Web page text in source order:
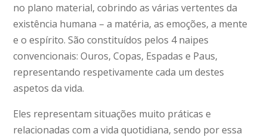
no plano material, cobrindo as várias vertentes da
existência humana – a matéria, as emoções, a mente
e o espírito. São constituídos pelos 4 naipes
convencionais: Ouros, Copas, Espadas e Paus,
representando respetivamente cada um destes
aspetos da vida.
Eles representam situações muito práticas e
relacionadas com a vida quotidiana, sendo por essa